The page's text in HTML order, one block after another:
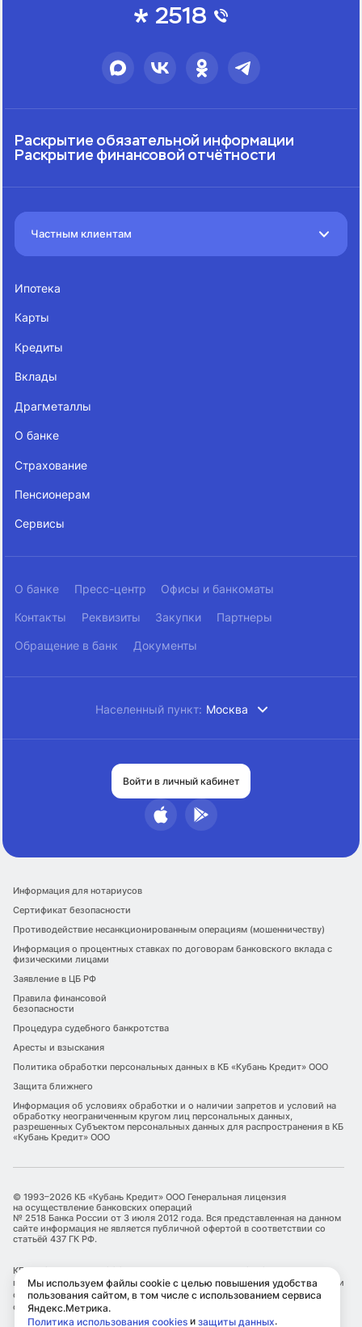
Мы используем файлы cookie с целью повышения удобства
пользования сайтом, в том числе с использованием сервиса
Яндекс.Метрика.
Политика использования cookies и защиты данных.
2518
Раскрытие обязательной информации
Раскрытие финансовой отчётности
Частным клиентам
Ипотека
Карты
Кредиты
Вклады
Драгметаллы
О банке
Страхование
Пенсионерам
Сервисы
О банке Пресс-центр Офисы и банкоматы
Контакты Реквизиты Закупки Партнеры
Обращение в банк Документы
Населенный пункт: Москва
Войти в личный кабинет
Информация для нотариусов
Сертификат безопасности
Противодействие несанкционированным операциям (мошенничеству)
Информация о процентных ставках по договорам банковского вклада с
физическими лицами
Заявление в ЦБ РФ
Правила финансовой
безопасности
Процедура судебного банкротства
Аресты и взыскания
Политика обработки персональных данных в КБ «Кубань Кредит» ООО
Защита ближнего
Информация об условиях обработки и о наличии запретов и условий на
обработку неограниченным кругом лиц персональных данных,
разрешенных Субъектом персональных данных для распространения в КБ
«Кубань Кредит» ООО
© 1993–2026 КБ «Кубань Кредит» ООО Генеральная лицензия
на осуществление банковских операций
№ 2518 Банка России от 3 июля 2012 года. Вся представленная на данном
сайте информация не является публичной офертой в соответствии со
статьёй 437 ГК РФ.
КБ «Кубань Кредит» ООО является оператором по обработке
персональных данных. Информация об обработке персональных данных и
сведения о реализуемых требованиях к защите персональных данных
отражены в Политике обработки персональных данных.